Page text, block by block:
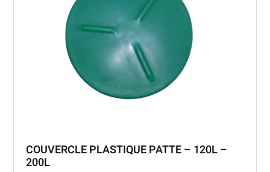
COUVERCLE PLASTIQUE PATTE – 120L –
200L